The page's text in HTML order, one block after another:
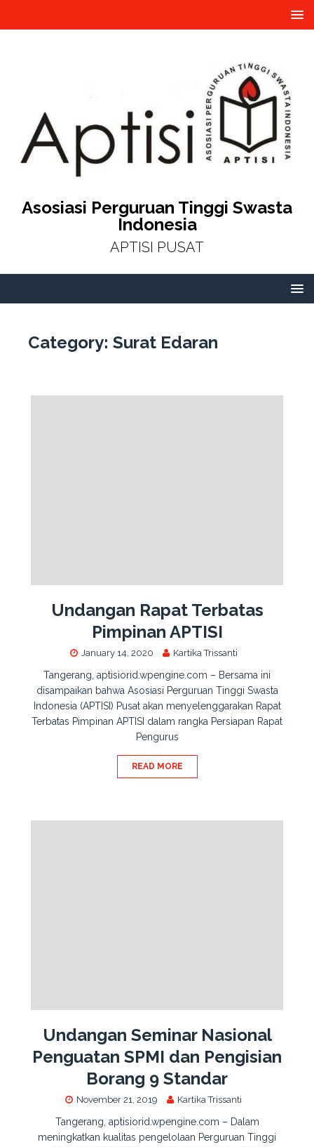
Asosiasi Perguruan Tinggi Swasta
Indonesia
APTISI PUSAT
Category: Surat Edaran
Undangan Rapat Terbatas
Pimpinan APTISI
January 14, 2020 Kartika Trissanti
Tangerang, aptisiorid.wpengine.com – Bersama ini
disampaikan bahwa Asosiasi Perguruan Tinggi Swasta
Indonesia (APTISI) Pusat akan menyelenggarakan Rapat
Terbatas Pimpinan APTISI dalam rangka Persiapan Rapat
Pengurus
READ MORE
Undangan Seminar Nasional
Penguatan SPMI dan Pengisian
Borang 9 Standar
November 21, 2019 Kartika Trissanti
Tangerang, aptisiorid.wpengine.com – Dalam
meningkatkan kualitas pengelolaan Perguruan Tinggi